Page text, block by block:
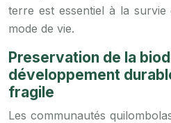
terre est essentiel à la
mode de vie.
Preservation de la
développement
fragile
Les communautés